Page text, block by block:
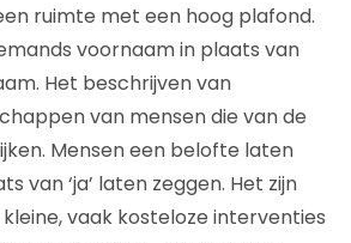
ruimte met een hoog plafond.
voornaam in plaats van
Het beschrijven van
van mensen die van de
Mensen een belofte laten
van ‘ja’ laten zeggen. Het zijn
vaak kosteloze interventies